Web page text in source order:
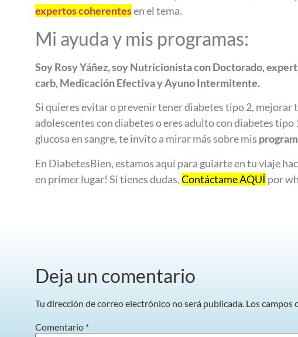
expertos coherentesen el tema.
Mi ayuda y mis programas:
Soy Rosy Yáñez, soy Nutricionista con Doctorado,
carb, MedicaciónEfectiva y Ayuno Intermitente.
Si quieres evitar o prevenir tener diabetes tipo 2, mejorar
adolescentes con diabetes o eres adulto con diabetes
glucosa en sangre, te invito a mirar más sobre mis
En DiabetesBien, estamos aquí para guiarte en tu viaje
en primer lugar! Si tienes dudas,Contáctame AQUÍpor
Deja un comentario
Tu dirección de correo electrónico no será publicada. Los campos
Comentario *